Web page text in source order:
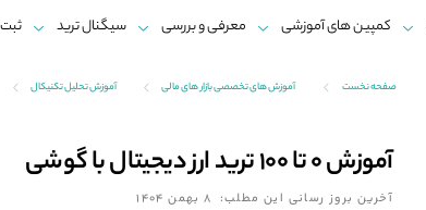
کمپین های آموزشی معرفی و بررسی سیگنال ترید
صفحه نخست آموزش های تخصصی بازار های مالی آموزش تحلیل تکنیکال
آموزش 0 تا 100 ترید ارز دیجیتال با گوشی
آخرین بروز رسانی این مطلب: 8 بهمن 1404